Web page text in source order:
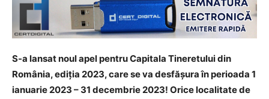
S-a lansat noul apel pentru Capitala Tineretului din
România, ediția 2023, care se va desfășura în perioada 1
ianuarie 2023 – 31 decembrie 2023! Orice localitate de